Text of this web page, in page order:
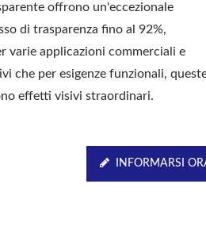
offrono un'eccezionale
di trasparenza fino al 92%,
varie applicazioni commerciali e
che per esigenze funzionali,
effetti visivi straordinari.
INFORMARSI